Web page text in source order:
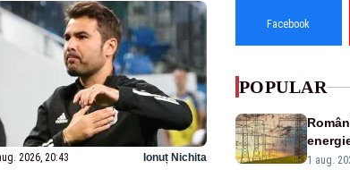
2026, 20:43 Ionuț Nichita
Facebook
POPULAR
1 aug.